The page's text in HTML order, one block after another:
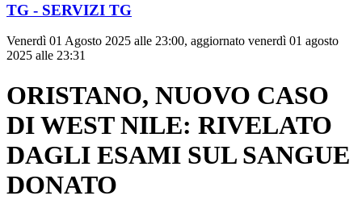
TG - SERVIZI TG
Venerdì 01 Agosto 2025 alle 23:00, aggiornato venerdì 01 agosto
2025 alle 23:31
ORISTANO, NUOVO CASO
DI WEST NILE: RIVELATO
DAGLI ESAMI SUL SANGUE
DONATO